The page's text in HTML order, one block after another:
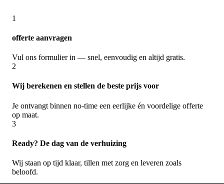
1
offerte aanvragen
Vul ons formulier in — snel, eenvoudig en altijd gratis.
2
Wij berekenen en stellen de beste prijs voor
Je ontvangt binnen no-time een eerlijke én voordelige offerte
op maat.
3
Ready? De dag van de verhuizing
Wij staan op tijd klaar, tillen met zorg en leveren zoals
beloofd.